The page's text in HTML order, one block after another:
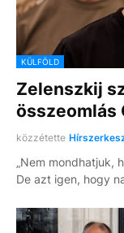
KÜLFÖLD
Zelenszkij
összeomlás
közzétette
„Nem mondhatjuk,
De azt igen, hogy